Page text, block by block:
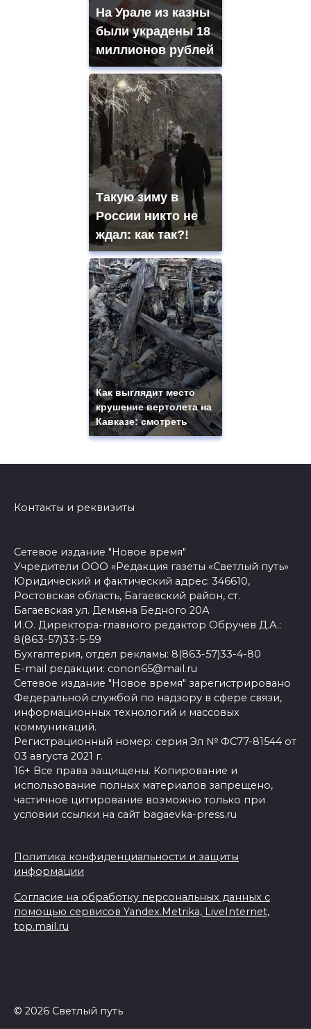
На Урале из казны
были украдены 18
миллионов рублей
Такую зиму в
России никто не
ждал: как так?!
Как выглядит место
крушение вертолета на
Кавказе: смотреть
Контакты и реквизиты
Сетевое издание "Новое время"
Учредители ООО «Редакция газеты «Светлый путь»
Юридический и фактический адрес: 346610,
Ростовская область, Багаевский район, ст.
Багаевская ул. Демьяна Бедного 20А
И.О. Директора-главного редактор Обручев Д.А.:
8(863-57)33-5-59
Бухгалтерия, отдел рекламы: 8(863-57)33-4-80
E-mail редакции: conon65@mail.ru
Сетевое издание "Новое время" зарегистрировано
Федеральной службой по надзору в сфере связи,
информационных технологий и массовых
коммуникаций.
Регистрационный номер: серия Эл № ФС77-81544 от
03 августа 2021 г.
16+ Все права защищены. Копирование и
использование полных материалов запрещено,
частичное цитирование возможно только при
условии ссылки на сайт bagaevka-press.ru
Политика конфиденциальности и защиты
информации
Согласие на обработку персональных данных с
помощью сервисов Yandex.Metrika, LiveInternet,
top.mail.ru
© 2026 Светлый путь